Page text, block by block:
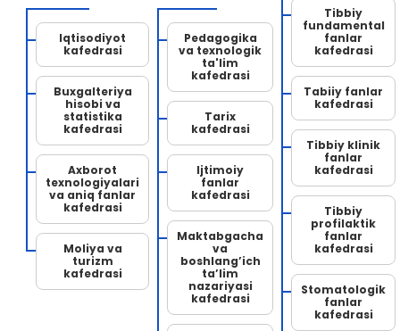
Iqtisodiyot
kafedrasi
Buxgalteriya
hisobi va
statistika
kafedrasi
Axborot
texnologiyalari
va aniq fanlar
kafedrasi
Moliya va
turizm
kafedrasi
Pedagogika
va texnologik
ta'lim
kafedrasi
Tarix
kafedrasi
Ijtimoiy
fanlar
kafedrasi
Maktabgacha
va
boshlang’ich
ta’lim
nazariyasi
kafedrasi
Tibbiy
fundamental
fanlar
kafedrasi
Tabiiy fanlar
kafedrasi
Tibbiy klinik
fanlar
kafedrasi
Tibbiy
profilaktik
fanlar
kafedrasi
Stomatologik
fanlar
kafedrasi